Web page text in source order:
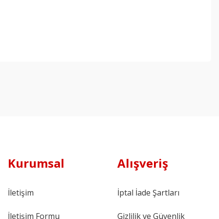
Kurumsal
İletişim
İletişim Formu
Alışveriş
İptal İade Şartları
Gizlilik ve Güvenlik